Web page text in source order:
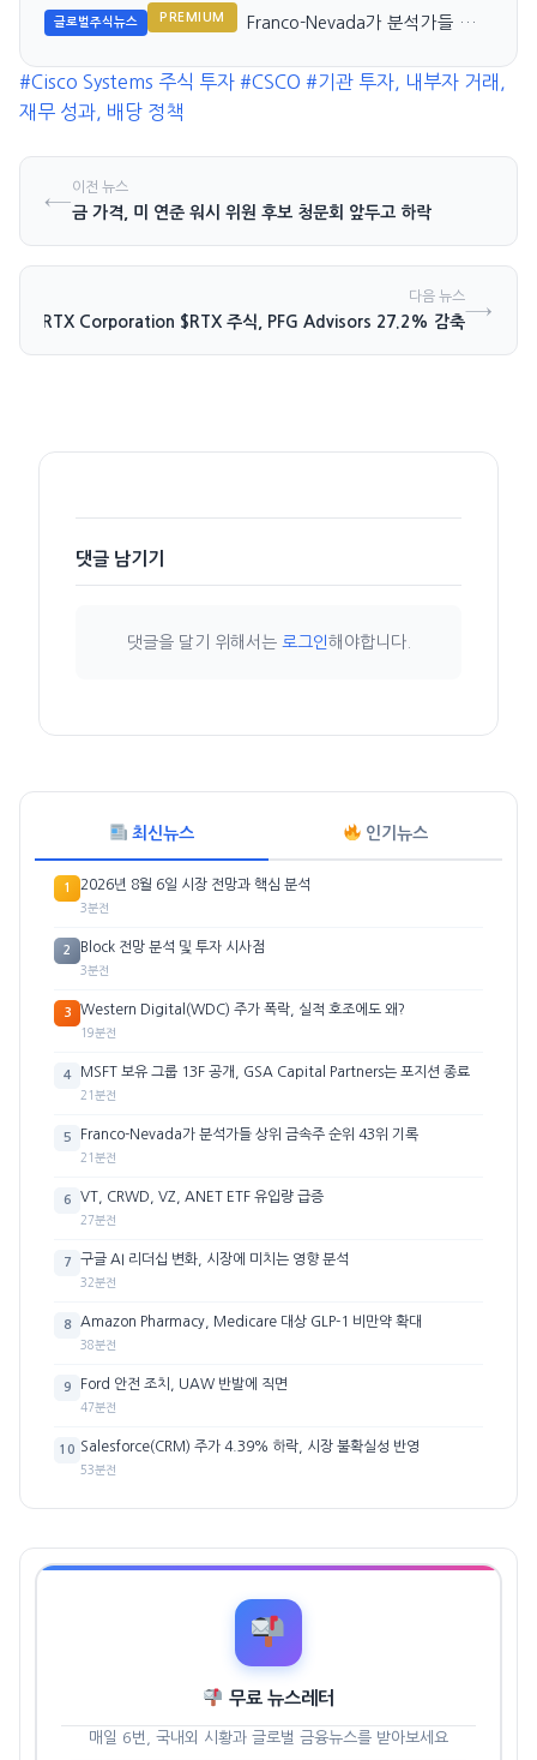
글로벌주식뉴스 PREMIUM
Franco-Nevada가 분석가들 상위
#Cisco Systems 주식 투자 #CSCO #기관 투자, 내부자 거래,
재무 성과, 배당 정책
←이전 뉴스
금 가격, 미 연준 워시 위원 후보 청문회 앞두고 하락
다음 뉴스
RTX Corporation $RTX 주식, PFG Advisors 27.2% 감축→
댓글 남기기
댓글을 달기 위해서는 로그인해야합니다.
최신뉴스 인기뉴스
1 2026년 8월 6일 시장 전망과 핵심 분석
3분전
2 Block 전망 분석 및 투자 시사점
3분전
3 Western Digital(WDC) 주가 폭락, 실적 호조에도 왜?
19분전
4 MSFT 보유 그룹 13F 공개, GSA Capital Partners는 포지션 종료
21분전
5 Franco-Nevada가 분석가들 상위 금속주 순위 43위 기록
21분전
6 VT, CRWD, VZ, ANET ETF 유입량 급증
27분전
7 구글 AI 리더십 변화, 시장에 미치는 영향 분석
32분전
8 Amazon Pharmacy, Medicare 대상 GLP-1 비만약 확대
38분전
9 Ford 안전 조치, UAW 반발에 직면
47분전
10 Salesforce(CRM) 주가 4.39% 하락, 시장 불확실성 반영
53분전
무료 뉴스레터
매일 6번, 국내외 시황과 글로벌 금융뉴스를 받아보세요